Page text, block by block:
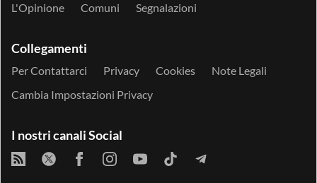
L'Opinione
Comuni Segnalazioni
Collegamenti
Per Contattarci Privacy Cookies
Note Legali
Cambia Impostazioni Privacy
I nostri canali Social